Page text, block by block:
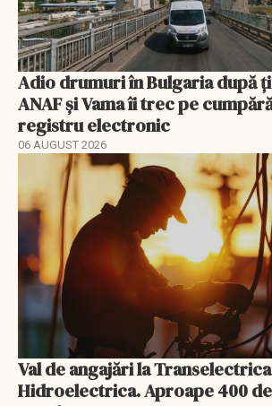
Adio drumuri în Bulgaria după
ANAF și Vama îi trec pe
registru electronic
06 AUGUST 2026
Val de angajări la
Hidroelectrica. Aproape 400